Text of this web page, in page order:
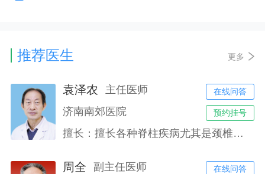
推荐医生 更多
在线问答
预约挂号
袁泽农
主任医师
济南南郊医院
擅长：擅长各种脊柱疾病尤其是颈椎病、严重胸椎管狭窄症、多节段腰椎管狭窄症、脊柱先天性、退变性及特发性侧凸畸形矫形等手术治疗。
在线问答
周全 副主任医师